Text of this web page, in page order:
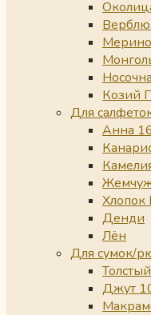
Козий
Для
Анна
Денди
Лён
Для сумок/
Джут